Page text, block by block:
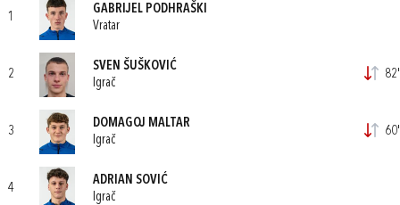
1
GABRIJEL PODHRAŠKI
Vratar
2
SVEN ŠUŠKOVIĆ
Igrač
82'
3
DOMAGOJ MALTAR
Igrač
60'
4
ADRIAN SOVIĆ
Igrač